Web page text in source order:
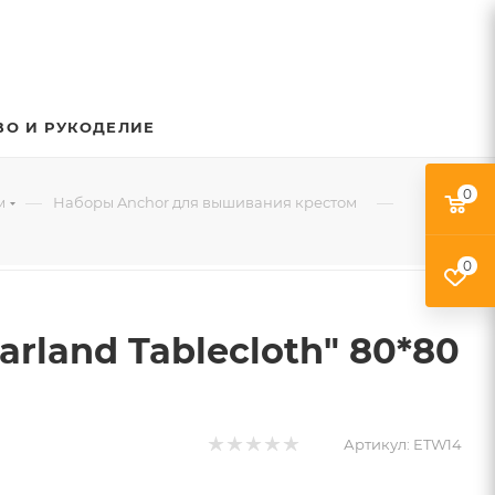
И РУКОДЕЛИЕ
— Наборы Anchor для вышивания крестом —
Tablecloth" 80*80
Артикул: ETW14
0
0